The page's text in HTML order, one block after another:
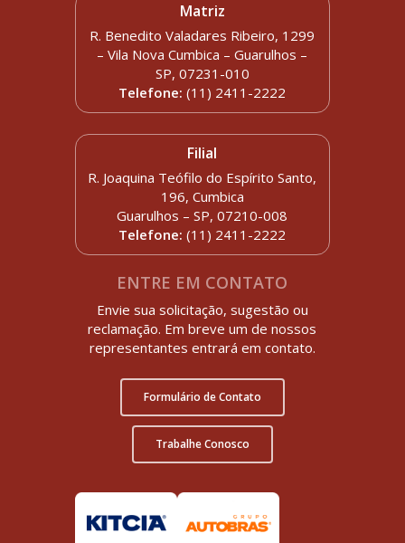
Matriz
R. Benedito Valadares Ribeiro, 1299
– Vila Nova Cumbica – Guarulhos –
SP, 07231-010
Telefone:(11) 2411-2222
Filial
R. Joaquina Teófilo do Espírito Santo,
196, Cumbica
Guarulhos – SP, 07210-008
Telefone: (11) 2411-2222
ENTRE EM CONTATO
Envie sua solicitação, sugestão ou
reclamação. Em breve um de nossos
representantes entrará em contato.
Formulário de Contato
Trabalhe Conosco